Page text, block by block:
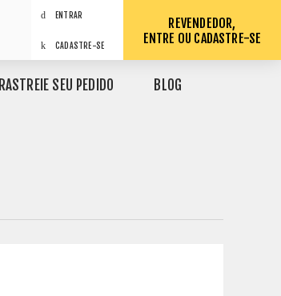
ENTRAR
CADASTRE-SE
REVENDEDOR,
ENTRE OU CADASTRE-SE
RASTREIE SEU PEDIDO BLOG